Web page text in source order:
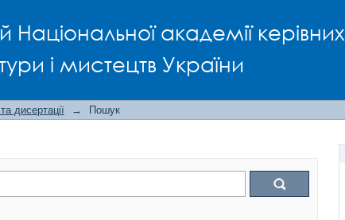
Національної академії керівних
і мистецтв України
дисертації → Пошук